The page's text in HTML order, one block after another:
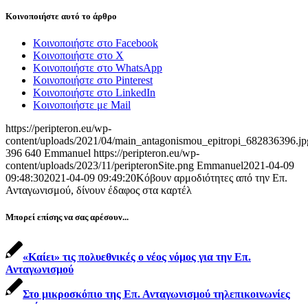
Κοινοποιήστε αυτό το άρθρο
Κοινοποιήστε στο Facebook
Κοινοποιήστε στο X
Κοινοποιήστε στο WhatsApp
Κοινοποιήστε στο Pinterest
Κοινοποιήστε στο LinkedIn
Κοινοποιήστε με Mail
https://peripteron.eu/wp-
content/uploads/2021/04/
396 640 Emmanuel https://peripteron.eu/wp-
content/uploads/2023/11/peripteronSite.png Emmanuel2021-04-09
09:48:302021-04-09 09:49:20Κόβουν αρμοδιότητες από την Επ.
Ανταγωνισμού, δίνουν έδαφος στα καρτέλ
Μπορεί επίσης να σας αρέσουν...
«Καίει» τις πολυεθνικές ο νέος νόμος για την Επ.
Ανταγωνισμού
Στο μικροσκόπιο της Επ. Ανταγωνισμού τηλεπικοινωνίες